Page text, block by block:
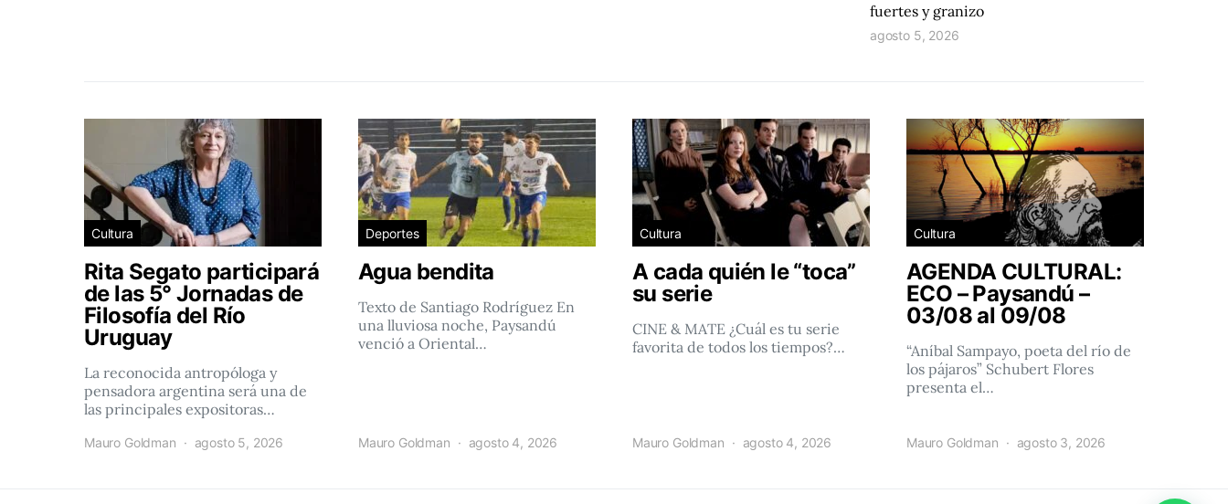
fuertes y granizo
agosto 5, 2026
Cultura
Rita Segato participará
de las 5° Jornadas de
Filosofía del Río
Uruguay
La reconocida antropóloga y
pensadora argentina será una de
las principales expositoras…
Mauro Goldman agosto 5, 2026
Deportes
Agua bendita
Texto de Santiago Rodríguez En
una lluviosa noche, Paysandú
venció a Oriental…
Mauro Goldman agosto 4, 2026
Cultura
A cada quién le “toca”
su serie
CINE & MATE ¿Cuál es tu serie
favorita de todos los tiempos?…
Mauro Goldman agosto 4, 2026
Cultura
AGENDA CULTURAL:
ECO – Paysandú –
03/08 al 09/08
“Aníbal Sampayo, poeta del río de
los pájaros” Schubert Flores
presenta el…
Mauro Goldman agosto 3, 2026